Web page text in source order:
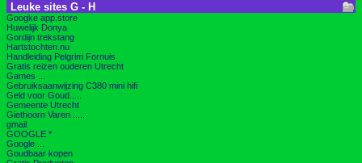
Leuke sites G - H
Googke app.store
Huwelijk Donya
Gordijn trekstang
Hartstochten.nu
Handleiding Pelgrim Fornuis
Gratis reizen ouderen Utrecht
Games ...
Gebruiksaanwijzing C380 mini hifi
Geld voor Goud.....
Gemeente Utrecht
Giethoorn Varen .....
gmail
GOOGLE *
Google ...
Goudbaar kopen